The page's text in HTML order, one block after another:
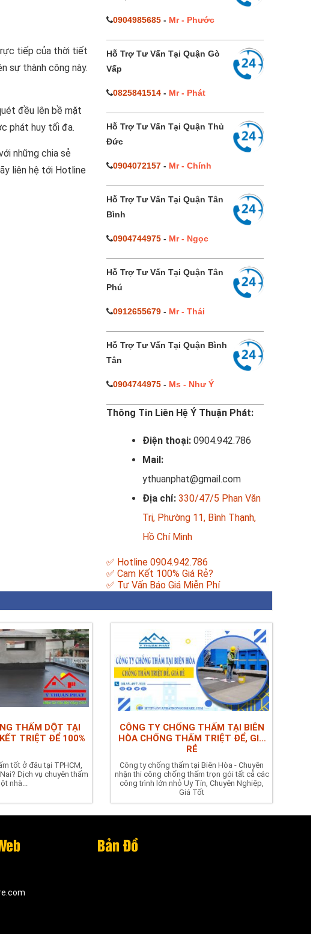
tiếp của thời tiết
sự thành công này.
đều lên bề mặt
phát huy tối đa.
những chia sẻ
liên hệ tới Hotline
0904985685- Mr - Phước
Hỗ Trợ Tư Vấn Tại Quận Gò
Vấp
0825841514- Mr - Phát
Hỗ Trợ Tư Vấn Tại Quận Thủ
Đức
0904072157- Mr - Chính
Hỗ Trợ Tư Vấn Tại Quận Tân
Bình
0904744975- Mr - Ngọc
Hỗ Trợ Tư Vấn Tại Quận Tân
Phú
0912655679- Mr - Thái
Hỗ Trợ Tư Vấn Tại Quận Bình
Tân
0904744975- Ms - Như Ý
Thông Tin Liên Hệ Ý Thuận Phát:
Điện thoại: 0904.942.786
Mail:
ythuanphat@gmail.com
Địa chỉ: 330/47/5 Phan Văn
Trị, Phường 11, Bình Thạnh,
Hồ Chí Minh
✅ Hotline 0904.942.786
✅ Cam Kết 100% Giá Rẻ?
✅ Tư Vấn Báo Giá Miễn Phí
THẤM DỘT TẠI
TRIỆT ĐỂ 100%
tốt ở đâu tại TPHCM,
Dịch vụ chuyên thấm
nhà...
CÔNG TY CHỐNG THẤM TẠI BIÊN
HÒA CHỐNG THẤM TRIỆT ĐỂ, GIÁ
RẺ
Công ty chống thấm tại Biên Hòa - Chuyên
nhận thi công chống thấm trọn gói tất cả các
công trình lớn nhỏ Uy Tín, Chuyên Nghiệp,
Giá Tốt
Bản Đồ